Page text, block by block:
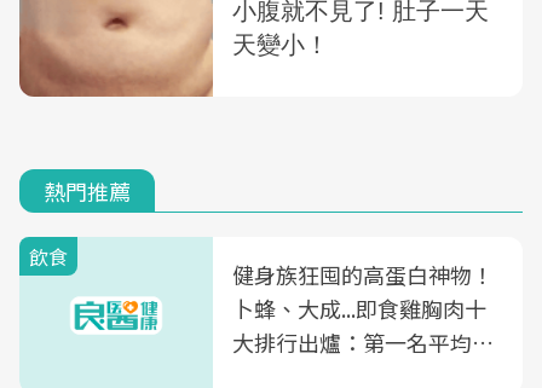
熱門推薦
飲食
健身族狂囤的高蛋白神物！
卜蜂、大成...即食雞胸肉十
大排行出爐：第一名平均一